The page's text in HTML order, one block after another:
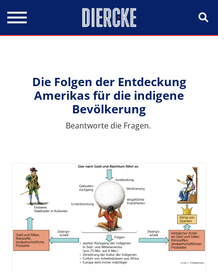
Die Folgen der Entdeckung
Amerikas für die indigene
Bevölkerung
Beantworte die Fragen.